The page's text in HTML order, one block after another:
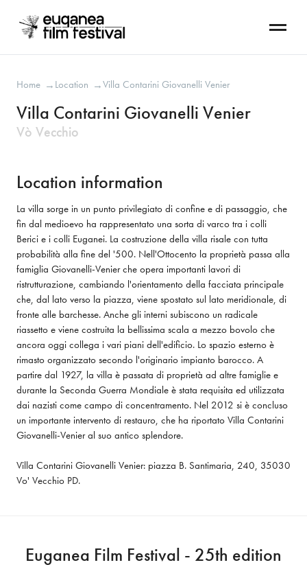
Home → Location →Villa Contarini Giovanelli Venier
Villa Contarini Giovanelli Venier
Vò Vecchio
Location information
La villa sorge in un punto privilegiato di confine e di passaggio, che
fin dal medioevo ha rappresentato una sorta di varco tra i colli
Berici e i colli Euganei. La costruzione della villa risale con tutta
probabilità alla fine del '500. Nell'Ottocento la proprietà passa alla
famiglia Giovanelli-Venier che opera importanti lavori di
ristrutturazione, cambiando l'orientamento della facciata principale
che, dal lato verso la piazza, viene spostato sul lato meridionale, di
fronte alle barchesse. Anche gli interni subiscono un radicale
riassetto e viene costruita la bellissima scala a mezzo bovolo che
ancora oggi collega i vari piani dell'edificio. Lo spazio esterno è
rimasto organizzato secondo l'originario impianto barocco. A
partire dal 1927, la villa è passata di proprietà ad altre famiglie e
durante la Seconda Guerra Mondiale è stata requisita ed utilizzata
dai nazisti come campo di concentramento. Nel 2012 si è concluso
un importante intervento di restauro, che ha riportato Villa Contarini
Giovanelli-Venier al suo antico splendore.
Villa Contarini Giovanelli Venier: piazza B. Santimaria, 240, 35030
Vo' Vecchio PD.
Euganea Film Festival - 25th edition